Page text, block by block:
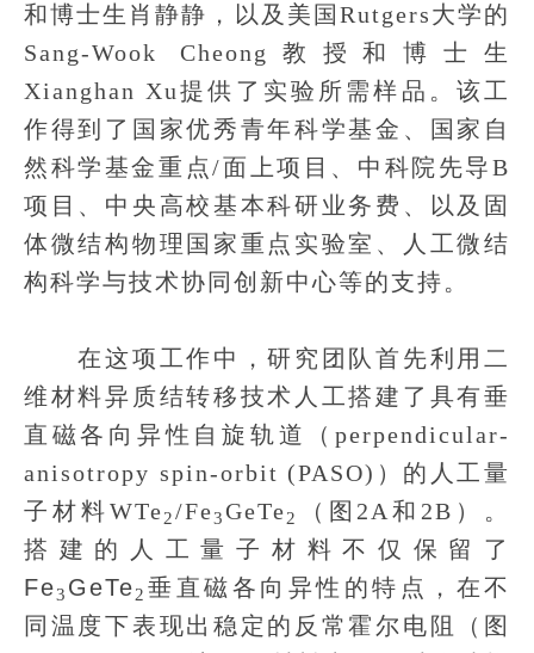
和博士生肖静静，以及美国Rutgers大学的
Sang-Wook Cheong教授和博士生
Xianghan Xu提供了实验所需样品。该工
作得到了国家优秀青年科学基金、国家自
然科学基金重点/面上项目、中科院先导B
项目、中央高校基本科研业务费、以及固
体微结构物理国家重点实验室、人工微结
构科学与技术协同创新中心等的支持。
在这项工作中，研究团队首先利用二
维材料异质结转移技术人工搭建了具有垂
直磁各向异性自旋轨道（perpendicular-
anisotropy spin-orbit (PASO)）的人工量
子材料WTe2/Fe3GeTe2
（图2A和2B）。
搭建的人工量子材料不仅保留了
Fe3 GeTe2 垂直磁各向异性的特点，在不
同温度下表现出稳定的反常霍尔电阻（图